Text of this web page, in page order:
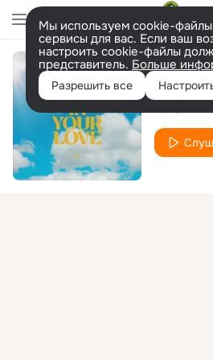
Мы используем cookie-
сервисы для вас. Если ваш
настроить cookie-файлы
представитель. Больше
Разрешить все Deep